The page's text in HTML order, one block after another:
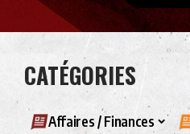
CATÉGORIES
Affaires / Finances